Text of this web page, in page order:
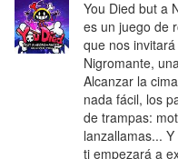
You Died but a
es un juego de
que nos
Nigromante,
Alcanzar la
nada fácil, los
de trampas:
lanzallamas...
ti empezará a